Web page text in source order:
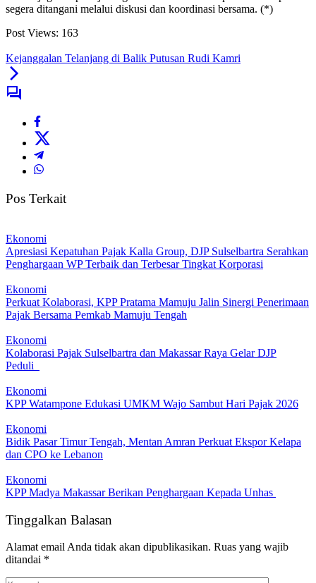
segera ditangani melalui diskusi dan koordinasi bersama. (*)
Post Views: 163
Kejanggalan Telanjang di Balik Putusan Rudi Kamri
Pos Terkait
Ekonomi
Apresiasi Kepatuhan Pajak Kalla Group, DJP Sulselbartra Serahkan
Penghargaan WP Terbaik dan Terbesar Tingkat Korporasi
Ekonomi
Perkuat Kolaborasi, KPP Pratama Mamuju Jalin Sinergi Penerimaan
Pajak Bersama Pemkab Mamuju Tengah
Ekonomi
Kolaborasi Pajak Sulselbartra dan Makassar Raya Gelar DJP
Peduli
Ekonomi
KPP Watampone Edukasi UMKM Wajo Sambut Hari Pajak 2026
Ekonomi
Bidik Pasar Timur Tengah, Mentan Amran Perkuat Ekspor Kelapa
dan CPO ke Lebanon
Ekonomi
KPP Madya Makassar Berikan Penghargaan Kepada Unhas
Tinggalkan Balasan
Alamat email Anda tidak akan dipublikasikan. Ruas yang wajib
ditandai *